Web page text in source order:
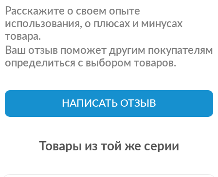
Расскажите о своем опыте
использования, о плюсах и минусах
товара.
Ваш отзыв поможет другим покупателям
определиться с выбором товаров.
НАПИСАТЬ ОТЗЫВ
Товары из той же серии